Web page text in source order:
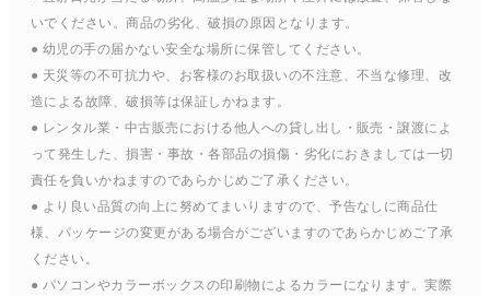
いでください。商品の劣化、破損の原因となります。
● 幼児の手の届かない安全な場所に保管してください。
● 天災等の不可抗力や、お客様のお取扱いの不注意、不当な修理、改
造による故障、破損等は保証しかねます。
● レンタル業・中古販売における他人への貸し出し・販売・譲渡によ
って発生した、損害・事故・各部品の損傷・劣化におきましては一切
責任を負いかねますのであらかじめご了承ください。
● より良い品質の向上に努めてまいりますので、予告なしに商品仕
様、パッケージの変更がある場合がございますのであらかじめご了承
ください。
● パソコンやカラーボックスの印刷物によるカラーになります。実際